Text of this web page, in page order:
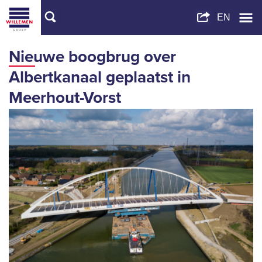
Nieuwe boogbrug over
Albertkanaal geplaatst in
Meerhout-Vorst